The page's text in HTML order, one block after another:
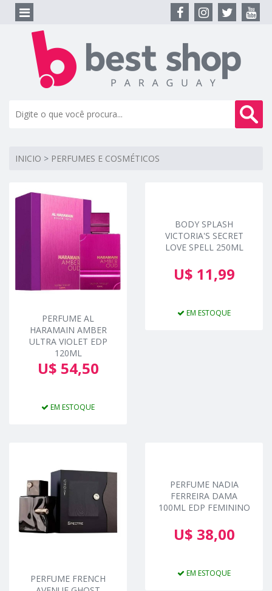
INICIO > PERFUMES E COSMÉTICOS
PERFUME AL
HARAMAIN AMBER
ULTRA VIOLET EDP
120ML
U$ 54,50
EM ESTOQUE
BODY SPLASH
VICTORIA'S SECRET
LOVE SPELL 250ML
U$ 11,99
EM ESTOQUE
PERFUME FRENCH
PERFUME NADIA
FERREIRA DAMA
100ML EDP FEMININO
U$ 38,00
EM ESTOQUE